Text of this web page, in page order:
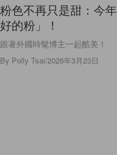
粉色不再只是甜：今
好的粉」！
跟著外國時髦博主一起酷美！
By Polly Tsai/2026年3月23日